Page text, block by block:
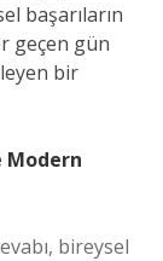
başarıların
geçen gün
bir
Modern
bireysel